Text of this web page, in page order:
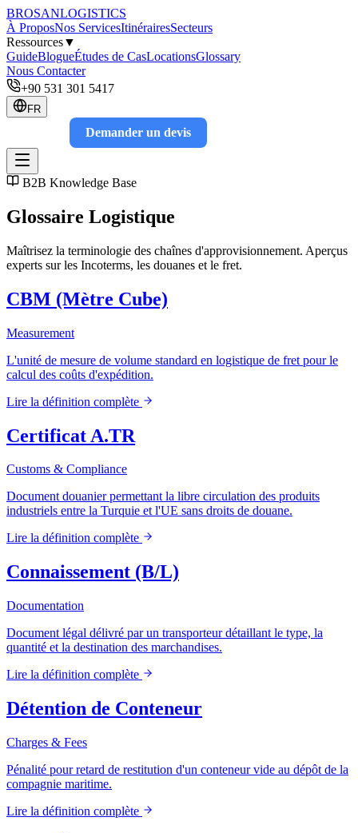
BROSANLOGISTICS
À ProposNos ServicesItinérairesSecteurs
Ressources▼
GuideBlogueÉtudes de CasLocationsGlossary
Nous Contacter
+90 531 301 5417
FR
Demander un devis
B2B Knowledge Base
Glossaire Logistique
Maîtrisez la terminologie des chaînes d'approvisionnement. Aperçus
experts sur les Incoterms, les douanes et le fret.
CBM (Mètre Cube)
Measurement
L'unité de mesure de volume standard en logistique de fret pour le
calcul des coûts d'expédition.
Lire la définition complète
Certificat A.TR
Customs & Compliance
Document douanier permettant la libre circulation des produits
industriels entre la Turquie et l'UE sans droits de douane.
Lire la définition complète
Connaissement (B/L)
Documentation
Document légal délivré par un transporteur détaillant le type, la
quantité et la destination des marchandises.
Lire la définition complète
Détention de Conteneur
Charges & Fees
Pénalité pour retard de restitution d'un conteneur vide au dépôt de la
compagnie maritime.
Lire la définition complète